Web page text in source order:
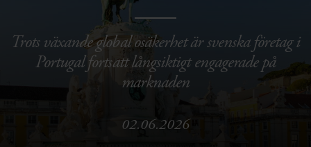
Trots växande global osäkerhet är svenska företag i
Portugal fortsatt långsiktigt engagerade på
marknaden
02.06.2026